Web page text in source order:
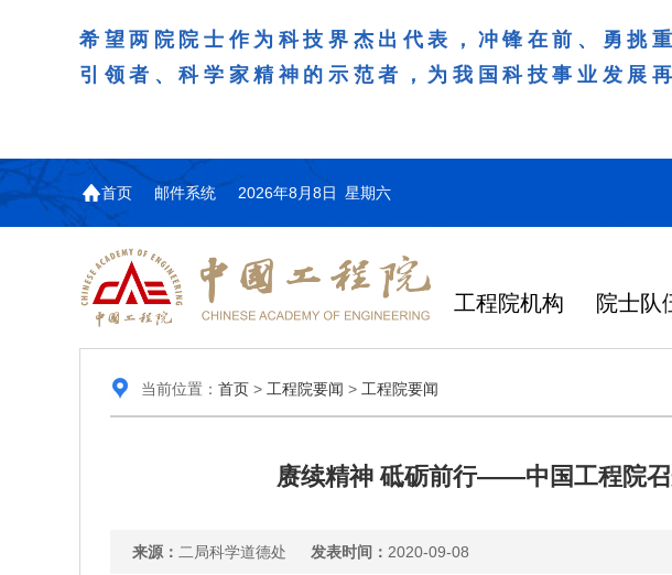
希望两院院士作为科技界杰出代表，冲锋在前、勇挑
引领者、科学家精神的示范者，为我国科技事业发展
首页 邮件系统 2026年8月8日 星期六
工程院机构 院士队
当前位置： 首页> 工程院要闻 > 工程院要闻
赓续精神 砥砺前行——中国工程院
来源： 二局科学道德处 发表时间： 2020-09-08